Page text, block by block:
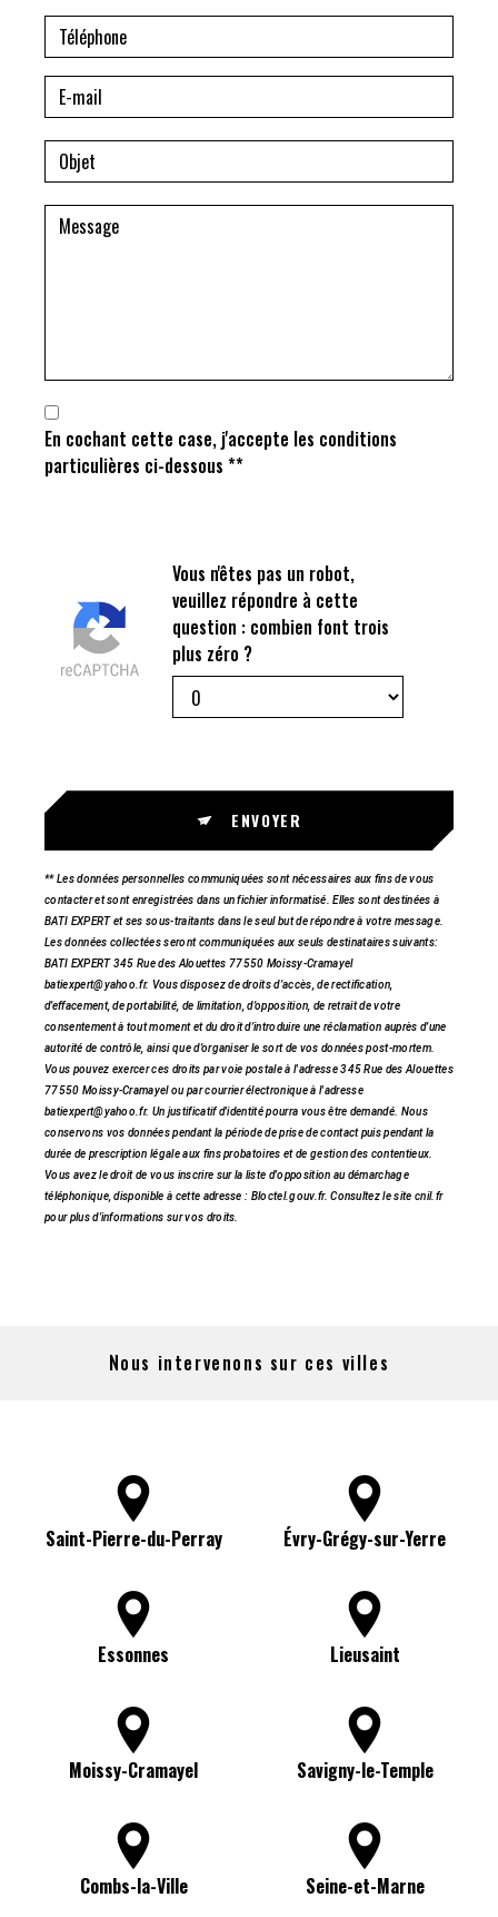
En cochant cette case, j'accepte les conditions
particulières ci-dessous **
Vous n'êtes pas un robot,
veuillez répondre à cette
question : combien font trois
plus zéro ?
ENVOYER
** Les données personnelles communiquées sont nécessaires aux fins de vous
contacter et sont enregistrées dans un fichier informatisé. Elles sont destinées à
BATI EXPERT et ses sous-traitants dans le seul but de répondre à votre message.
Les données collectées seront communiquées aux seuls destinataires suivants:
BATI EXPERT 345 Rue des Alouettes 77550 Moissy-Cramayel
batiexpert@yahoo.fr. Vous disposez de droits d’accès, de rectification,
d’effacement, de portabilité, de limitation, d’opposition, de retrait de votre
consentement à tout moment et du droit d’introduire une réclamation auprès d’une
autorité de contrôle, ainsi que d’organiser le sort de vos données post-mortem.
Vous pouvez exercer ces droits par voie postale à l'adresse 345 Rue des Alouettes
77550 Moissy-Cramayel ou par courrier électronique à l'adresse
batiexpert@yahoo.fr. Un justificatif d'identité pourra vous être demandé. Nous
conservons vos données pendant la période de prise de contact puis pendant la
durée de prescription légale aux fins probatoires et de gestion des contentieux.
Vous avez le droit de vous inscrire sur la liste d'opposition au démarchage
téléphonique, disponible à cette adresse : Bloctel.gouv.fr. Consultez le site cnil.fr
pour plus d’informations sur vos droits.
Nous intervenons sur ces villes
Saint-Pierre-du-Perray Évry-Grégy-sur-Yerre
Essonnes Lieusaint
Moissy-Cramayel Savigny-le-Temple
Combs-la-Ville Seine-et-Marne